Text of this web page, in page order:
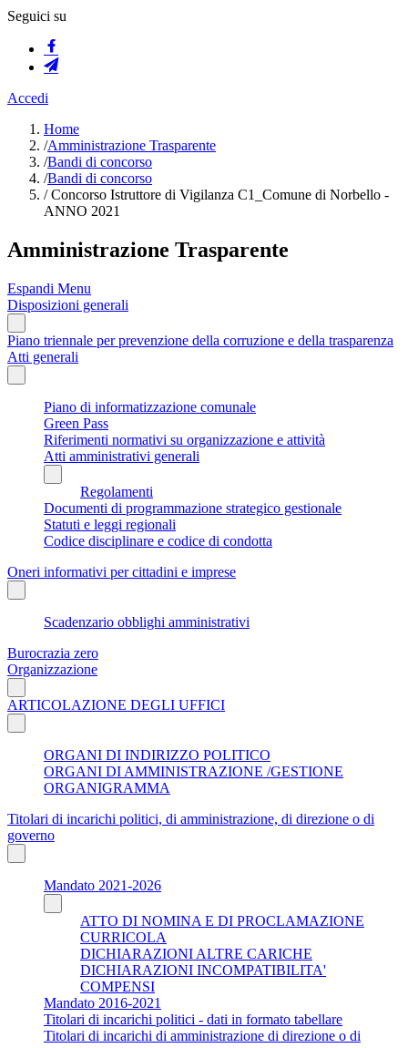
Seguici su
Accedi
Home
/Amministrazione Trasparente
/Bandi di concorso
/Bandi di concorso
/Concorso Istruttore di Vigilanza C1_Comune di Norbello -
ANNO 2021
Amministrazione Trasparente
Espandi Menu
Disposizioni generali
Piano triennale per prevenzione della corruzione e della trasparenza
Atti generali
Piano di informatizzazione comunale
Green Pass
Riferimenti normativi su organizzazione e attività
Atti amministrativi generali
Regolamenti
Documenti di programmazione strategico gestionale
Statuti e leggi regionali
Codice disciplinare e codice di condotta
Oneri informativi per cittadini e imprese
Scadenzario obblighi amministrativi
Burocrazia zero
Organizzazione
ARTICOLAZIONE DEGLI UFFICI
ORGANI DI INDIRIZZO POLITICO
ORGANI DI AMMINISTRAZIONE /GESTIONE
ORGANIGRAMMA
Titolari di incarichi politici, di amministrazione, di direzione o di
governo
Mandato 2021-2026
ATTO DI NOMINA E DI PROCLAMAZIONE
CURRICOLA
DICHIARAZIONI ALTRE CARICHE
DICHIARAZIONI INCOMPATIBILITA'
COMPENSI
Mandato 2016-2021
Titolari di incarichi politici - dati in formato tabellare
Titolari di incarichi di amministrazione di direzione o di